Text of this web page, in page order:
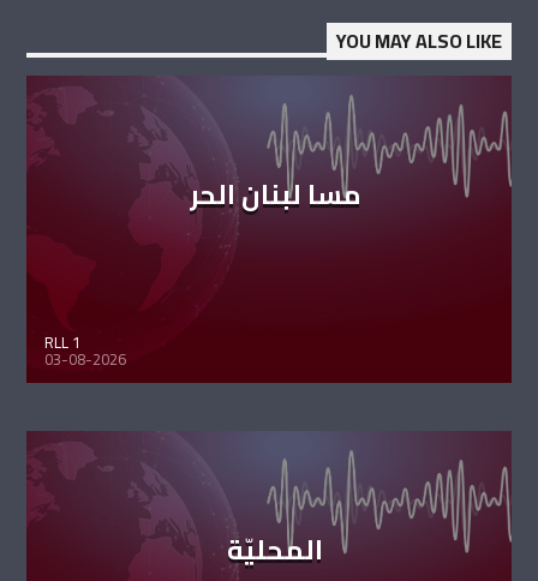
YOU MAY ALSO LIKE
مسا لبنان الحر
RLL 1
03-08-2026
المحليّة